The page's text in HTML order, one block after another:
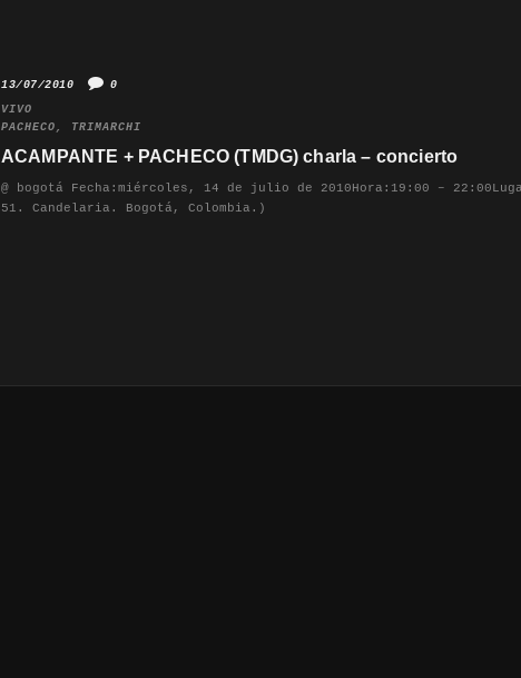
13/07/2010
0
VIVO
PACHECO, TRIMARCHI
ACAMPANTE + PACHECO (TMDG) charla – concierto
@ bogotá Fecha:miércoles, 14 de julio de 2010Hora:19:00 –
51. Candelaria. Bogotá, Colombia.)